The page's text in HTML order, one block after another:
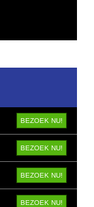
BEZOEK NU!
BEZOEK NU!
BEZOEK NU!
BEZOEK NU!